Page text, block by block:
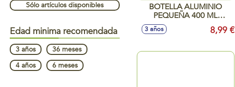
BOTELLA ALUMINIO
PEQUEÑA 400 ML
SUPERTHINGS 2021
3 años 8,99 €
Sólo artículos disponibles
Edad minima recomendada
3 años
36 meses
4 años
6 meses